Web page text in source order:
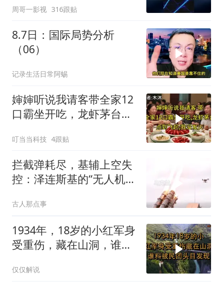
周哥一影视 316跟贴
8.7日：国际局势分析
（06）
记录生活日常阿蜴
婶婶听说我请客带全家12
口霸坐开吃，龙虾茅台点
叮当当科技 4跟贴
拦截弹耗尽，基辅上空失
控：泽连斯基的“无人机神
古人那点事
1934年，18岁的小红军身
受重伤，藏在山洞，谁料
仅仅解说